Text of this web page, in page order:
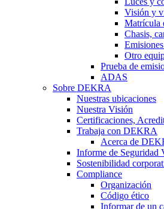
Visión y
Matrícula
Chasis,
Otro
Prueba de
ADAS
Sobre DEKRA
Nuestras ubicaciones
Nuestra Visión
Certificaciones,
Trabaja con DEKRA
Acerca de
Informe de Seguridad
Sostenibilidad
Compliance
Organización
Código ético
Informar de un